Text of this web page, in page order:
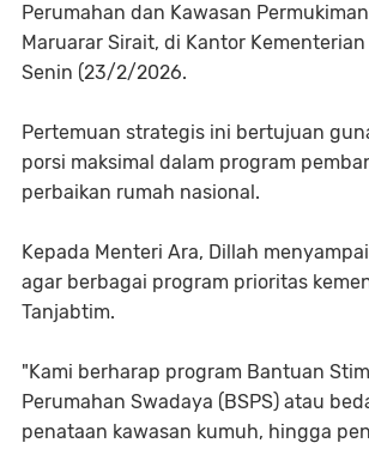
Perumahan dan Kawasan Permukiman
Maruarar Sirait, di Kantor Kementerian
Senin (23/2/2026.
Pertemuan strategis ini bertujuan
porsi maksimal dalam program
perbaikan rumah nasional.
Kepada Menteri Ara, Dillah
agar berbagai program prioritas
Tanjabtim.
​"Kami berharap program Bantuan
Perumahan Swadaya (BSPS) atau
penataan kawasan kumuh, hingga